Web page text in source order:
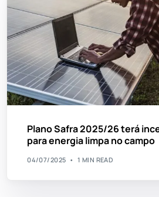
Plano Safra 2025/26 terá
para energia limpa no campo
04/07/2025 1 MIN READ